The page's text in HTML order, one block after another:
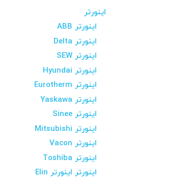
اینورتر
اینورتر ABB
اینورتر Delta
اینورتر SEW
اینورتر Hyundai
اینورتر Eurotherm
اینورتر Yaskawa
اینورتر Sinee
اینورتر Mitsubishi
اینورتر Vacon
اینورتر Toshiba
اینورتر اینورتر Elin